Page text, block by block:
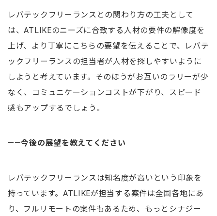
レバテックフリーランスとの関わり方の工夫として
は、ATLIKEのニーズに合致する人材の要件の解像度を
上げ、より丁寧にこちらの要望を伝えることで、レバテ
ックフリーランスの担当者が人材を探しやすいように
しようと考えています。そのほうがお互いのラリーが少
なく、コミュニケーションコストが下がり、スピード
感もアップするでしょう。
——今後の展望を教えてください
レバテックフリーランスは知名度が高いという印象を
持っています。ATLIKEが担当する案件は全国各地にあ
り、フルリモートの案件もあるため、もっとシナジー